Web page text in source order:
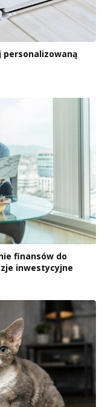
personalizowaną
finansów do
inwestycyjne